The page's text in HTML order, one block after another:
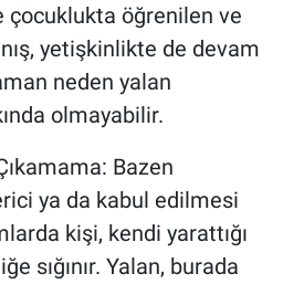
çocuklukta öğrenilen ve
yetişkinlikte de devam
neden yalan
olmayabilir.
Bazen
ya da kabul edilmesi
kişi, kendi yarattığı
sığınır. Yalan, burada